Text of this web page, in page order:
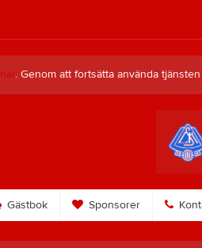
här. Genom att fortsätta använda
Gästbok Sponsorer